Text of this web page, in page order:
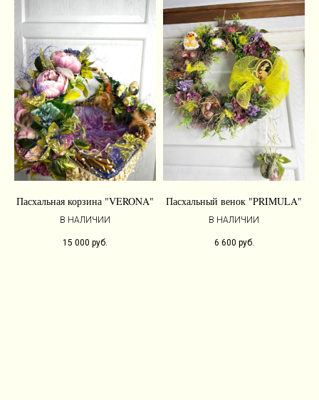
Пасхальная корзина "VERONA"
В НАЛИЧИИ
15 000 руб.
Пасхальный венок "PRIMULA"
В НАЛИЧИИ
6 600 руб.